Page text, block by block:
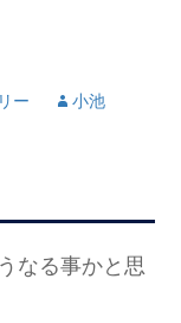
ー 小池
なる事かと思